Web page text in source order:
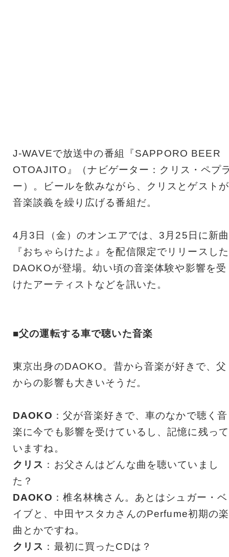
J-WAVEで放送中の番組『SAPPORO BEER
OTOAJITO』（ナビゲーター：クリス・ペプ
ー）。ビールを飲みながら、クリスとゲストが
音楽談義を繰り広げる番組だ。
4月3日（金）のオンエアでは、3月25日に新曲
『おちゃらけたよ』を配信限定でリリースした
DAOKOが登場。幼い頃の音楽体験や影響を受
けたアーティストなどを訊いた。
■父の運転する車で聴いた音楽
東京出身のDAOKO。昔から音楽が好きで、父
からの影響も大きいそうだ。
DAOKO ：父が音楽好きで、車のなかで聴く音
楽に今でも影響を受けているし、記憶に残って
いますね。
クリス ：お父さんはどんな曲を聴いていまし
た？
DAOKO ：椎名林檎さん。あとはシュガー・ベ
イブと、中田ヤスタカさんのPerfume初期の楽
曲とかですね。
クリス ：最初に買ったCDは？